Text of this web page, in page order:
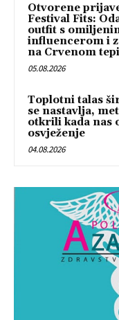
Otvorene
Festival Fits:
outfit s
influencerom i
na Crvenom
05.08.2026
Toplotni talas
se nastavlja,
otkrili kada nas
osvježenje
04.08.2026